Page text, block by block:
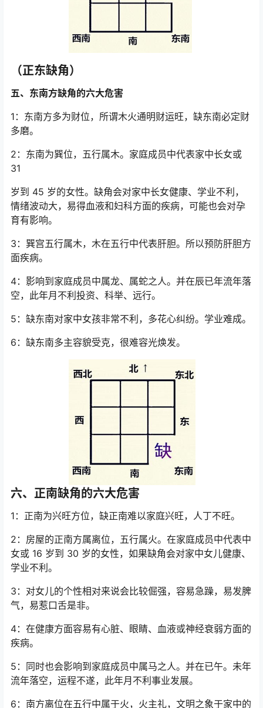
（正东缺角）
五、东南方缺角的六大危害
1：东南方多为财位，所谓木火通明财运旺，缺东南必定财
多磨。
2：东南为巽位，五行属木。家庭成员中代表家中长女或
31
岁到 45 岁的女性。缺角会对家中长女健康、学业不利，
情绪波动大，易得血液和妇科方面的疾病，可能也会对孕
育有影响。
3：巽宫五行属木，木在五行中代表肝胆。所以预防肝胆方
面疾病。
4：影响到家庭成员中属龙、属蛇之人。并在辰已年流年落
空，此年月不利投资、科举、远行。
5：缺东南对家中女孩非常不利，多花心纠纷。学业难成。
6：缺东南多主容貌受克，很难容光焕发。
六、正南缺角的六大危害
1：正南为兴旺方位，缺正南难以家庭兴旺，人丁不旺。
2：房屋的正南方属离位，五行属火。在家庭成员中代表中
女或 16 岁到 30 岁的女性，如果缺角会对家中女儿健康、
学业不利。
3：对女儿的个性相对来说会比较倔强，容易急躁，易发脾
气，易惹口舌是非。
4：在健康方面容易有心脏、眼睛、血液或神经衰弱方面的
疾病。
5：同时也会影响到家庭成员中属马之人。并在已午。未年
流年落空，运程不遂，此年月不利事业发展。
6：南方离位在五行中属于火，火主礼，文明之象于家中的